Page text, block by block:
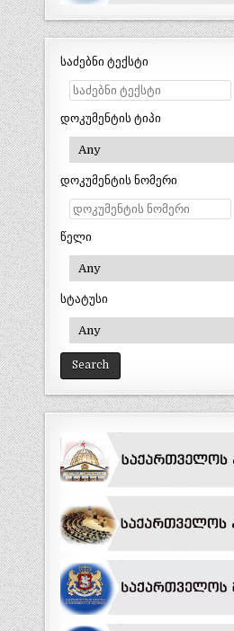
საძებნი ტექსტი
დოკუმენტის ტიპი
დოკუმენტის ნომერი
წელი
სტატუსი